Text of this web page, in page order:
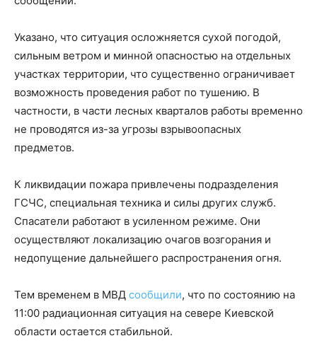
Указано, что ситуация осложняется сухой погодой,
сильным ветром и минной опасностью на отдельных
участках территории, что существенно ограничивает
возможность проведения работ по тушению. В
частности, в части лесных кварталов работы временно
не проводятся из-за угрозы взрывоопасных
предметов.
К ликвидации пожара привлечены подразделения
ГСЧС, специальная техника и силы других служб.
Спасатели работают в усиленном режиме. Они
осуществляют локализацию очагов возгорания и
недопущение дальнейшего распространения огня.
Тем временем в МВД сообщили, что по состоянию на
11:00 радиационная ситуация на севере Киевской
области остается стабильной.